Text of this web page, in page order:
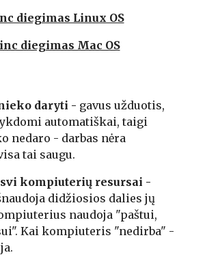
diegimas Linux OS
diegimas Mac OS
daryti - gavus užduotis,
automatiškai, taigi
nedaro - darbas nėra
tai saugu.
kompiuterių resursai -
didžiosios dalies jų
naudoja "paštui,
Kai kompiuteris "nedirba" -